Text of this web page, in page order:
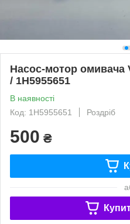
Насос-мотор омивача
/ 1H5955651
В наявності
Код: 1H5955651
Роздріб
500 ₴